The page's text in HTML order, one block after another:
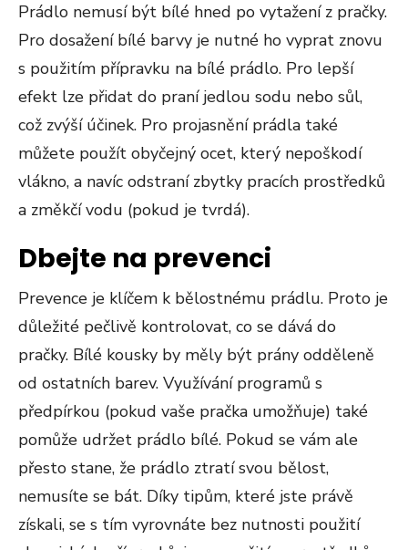
Prádlo nemusí být bílé hned po vytažení z pračky.
Pro dosažení bílé barvy je nutné ho vyprat znovu
s použitím přípravku na bílé prádlo. Pro lepší
efekt lze přidat do praní jedlou sodu nebo sůl,
což zvýší účinek. Pro projasnění prádla také
můžete použít obyčejný ocet, který nepoškodí
vlákno, a navíc odstraní zbytky pracích prostředků
a změkčí vodu (pokud je tvrdá).
Dbejte na prevenci
Prevence je klíčem k bělostnému prádlu. Proto je
důležité pečlivě kontrolovat, co se dává do
pračky. Bílé kousky by měly být prány odděleně
od ostatních barev. Využívání programů s
předpírkou (pokud vaše pračka umožňuje) také
pomůže udržet prádlo bílé. Pokud se vám ale
přesto stane, že prádlo ztratí svou bělost,
nemusíte se bát. Díky tipům, které jste právě
získali, se s tím vyrovnáte bez nutnosti použití